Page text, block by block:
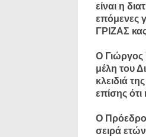
είναι η
επόμενες
ΓΡΙΖΑΣ
Ο Γιώργος
μέλη του
κλειδιά
επίσης
Ο
σειρά